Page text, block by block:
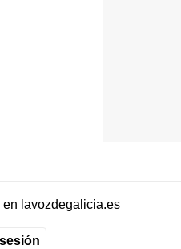
en lavozdegalicia.es